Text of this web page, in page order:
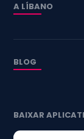
A LÍBANO
BLOG
BAIXAR